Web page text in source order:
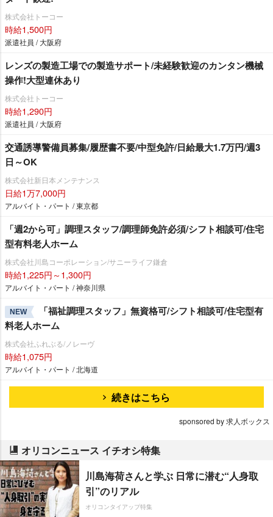
株式会社トーコー
時給1,500円
派遣社員 / 大阪府
レンズの製造工場での製造サポート/未経験歓迎のカンタン機械
操作!大型連休あり
株式会社トーコー
時給1,290円
派遣社員 / 大阪府
交通誘導警備員募集/履歴書不要/中型免許/日給最大1.7万円/週3
日～OK
株式会社新日本メンテナンス
日給1万7,000円
アルバイト・パート / 東京都
「週2から可」調理スタッフ/調理師免許必須/シフト相談可/住宅
型有料老人ホーム
株式会社川島コーポレーション/サニーライフ鎌倉
時給1,225円～1,300円
アルバイト・パート / 神奈川県
NEW
「福祉調理スタッフ」無資格可/シフト相談可/住宅型有
料老人ホーム
株式会社ふれぶる/ノレーヴ
時給1,075円
アルバイト・パート / 北海道
続きはこちら
sponsored by 求人ボックス
オリコンニュース イチオシ特集
川島海荷さんと学ぶ 日常に潜む“人身取
引”のリアル
オリコンタイアップ特集